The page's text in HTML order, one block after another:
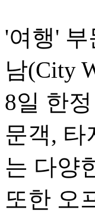
'여행'
남(City
8일 한
문객, 타
는 다양
또한 오